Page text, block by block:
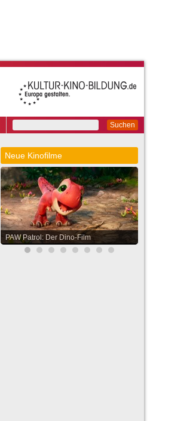
Suchen
Neue Kinofilme
PAW Patrol: Der Dino-Film